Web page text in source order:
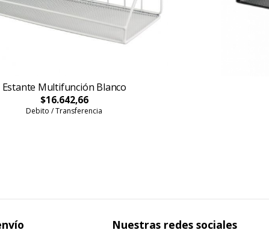
Estante Multifunción Blanco
$16.642,66
Debito / Transferencia
Nuestras redes sociales